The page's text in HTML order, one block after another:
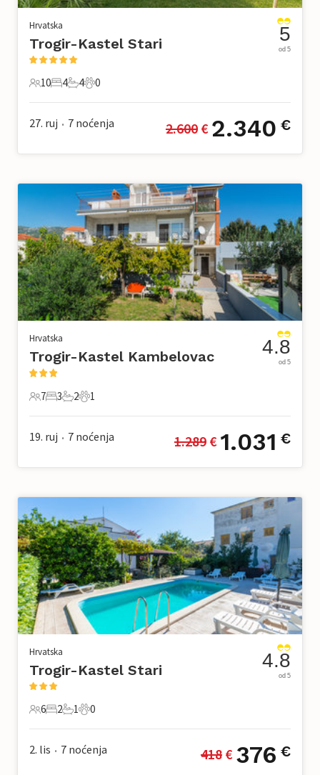
Hrvatska
Trogir-Kastel Stari
10 Gosti
10
4 Spavaće sobe
4
4 Kupaonice
4
0 Kućni ljubimac
0
5
od 5
27. ruj • 7 noćenja 2.600 € 2.340 €
Hrvatska
Trogir-Kastel Kambelovac
7 Gosti
7
3 Spavaće sobe
3
2 Kupaonice
2
1 Kućni ljubimac
1
4.8
od 5
19. ruj • 7 noćenja 1.289 € 1.031 €
Hrvatska
Trogir-Kastel Stari
6 Gosti
6
2 Spavaće sobe
2
1 Kupaonica
1
0 Kućni ljubimac
0
4.8
od 5
2. lis • 7 noćenja 418 € 376 €